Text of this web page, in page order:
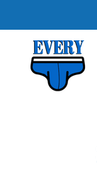
contenido
principal